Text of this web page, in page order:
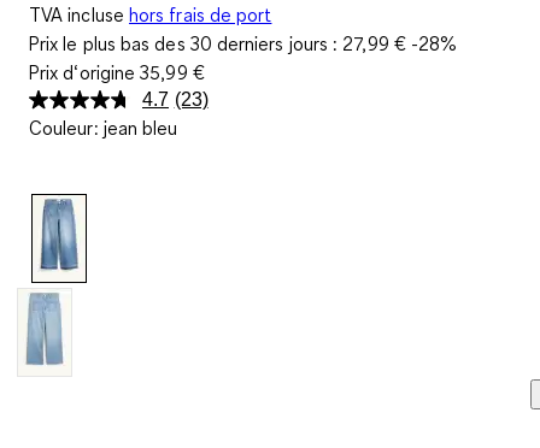
TVA incluse hors frais de port
Prix le plus bas des 30 derniers jours : 27,99 €-28%
Prix d‘origine35,99 €
4.7 Lire
23
(23)
Couleur: jean bleu